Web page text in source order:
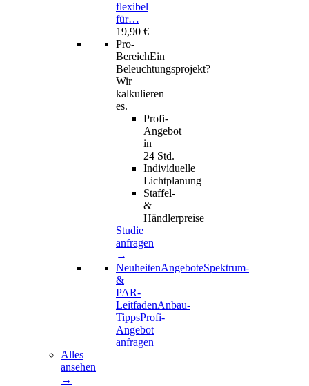
flexibel
für…
19,90 €
Pro-
BereichEin
Beleuchtungsprojekt?
Wir
kalkulieren
es.
Profi-
Angebot
in
24 Std.
Individuelle
Lichtplanung
Staffel-
&
Händlerpreise
Studie
anfragen
→
NeuheitenAngeboteSpektrum-
&
PAR-
LeitfadenAnbau-
TippsProfi-
Angebot
anfragen
Alles
ansehen
→